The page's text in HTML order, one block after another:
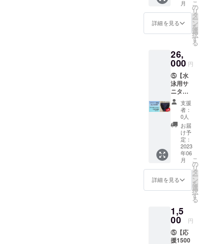
にて対
て頂き
ます。
※生産ラ
一部遅
延によ
りお届
けが遅
れる場
合がご
ざいま
す。そ
の際に
はこち
らから
ご連絡
いたし
ます。
ショー
ツでは
ありま
※通常の
リー
ショー
ツとし
ても、
ご利用
頂けま
す。
※2023
年6月以
降、順
次郵送
にて対
応させ
て頂き
ます。
※生産ラ
インの
一部遅
けが遅
れる場
合がご
ざいま
い」を
コンセ
プトに
習用水
着の下
に履く
だけで
大丈
夫。生
理中も
コレを
履いて
もっと
水泳を
楽しも
う！ ※
吸水
ショー
ツでは
ありま
※通常の
リー
ショー
ツとし
ても、
気で考
えた
『水泳
中に使
えるサ
リー
ショー
ツ』を
リター
ンとし
てお届
け致し
ます。
「漏れ
ない・
バレな
い・恥
ずかし
くな
い」を
コンセ
プトに
習用水
着の下
に履く
だけで
大丈
月
詳細を見る
こ
の
リ
タ
ー
ン
を
選
択
す
る
26,
000 円
⑤【水
泳用サ
ニタ
リー
ショー
ツ 10
枚】 団
体様
や、代
表して
複数枚
ご購入
の方へ
オスス
メで
す。備
に、10
枚分の
サイズ
をご記
入くだ
支援
者：
0人
お届
け予
定：
2023
年06
月
詳細を見る
こ
の
リ
タ
ー
ン
を
選
択
す
る
1,5
00 円
⑤【応
援1500